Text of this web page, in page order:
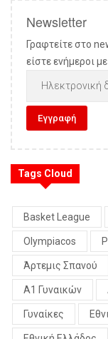
Newsletter
Γραφτείτε στο
είστε ενήμεροι
Tags Cloud
Basket League
Olympiacos
Άρτεμις Σπανού
Α1 Γυναικών
Γυναίκες